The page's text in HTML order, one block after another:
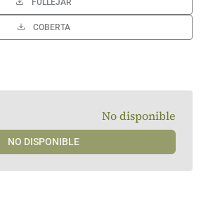
FULLEJAR
COBERTA
No disponible
NO DISPONIBLE